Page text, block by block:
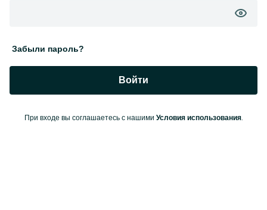
Забыли пароль?
Войти
При входе вы соглашаетесь с нашими Условия использования.